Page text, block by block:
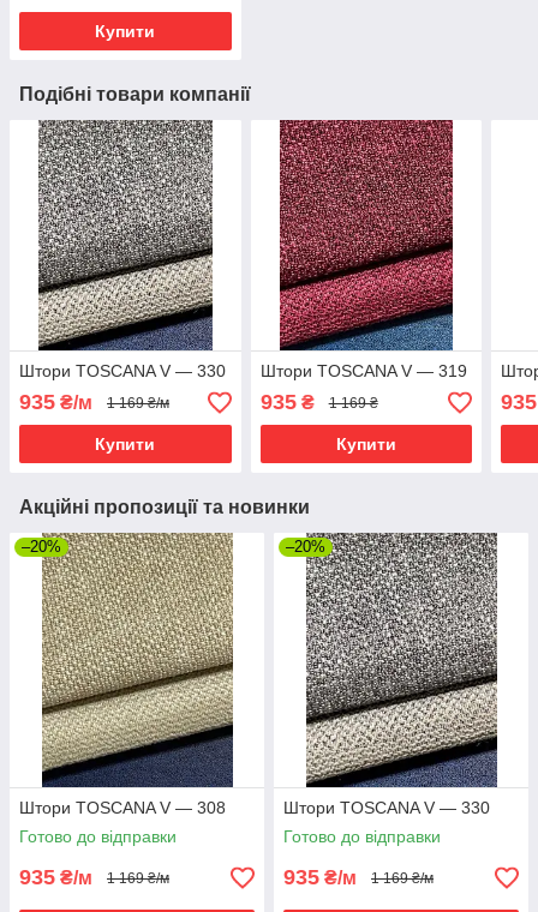
Купити
Подібні товари компанії
Штори TOSCANA V — 330
935 ₴/м 1 169 ₴/м
Купити
Штори TOSCANA V — 319
935₴ 1 169 ₴
Купити
935
Акційні пропозиції та новинки
–20%
Штори TOSCANA V — 308
Готово до відправки
935 ₴/м 1 169 ₴/м
–20%
Штори TOSCANA V — 330
Готово до відправки
935 ₴/м 1 169 ₴/м